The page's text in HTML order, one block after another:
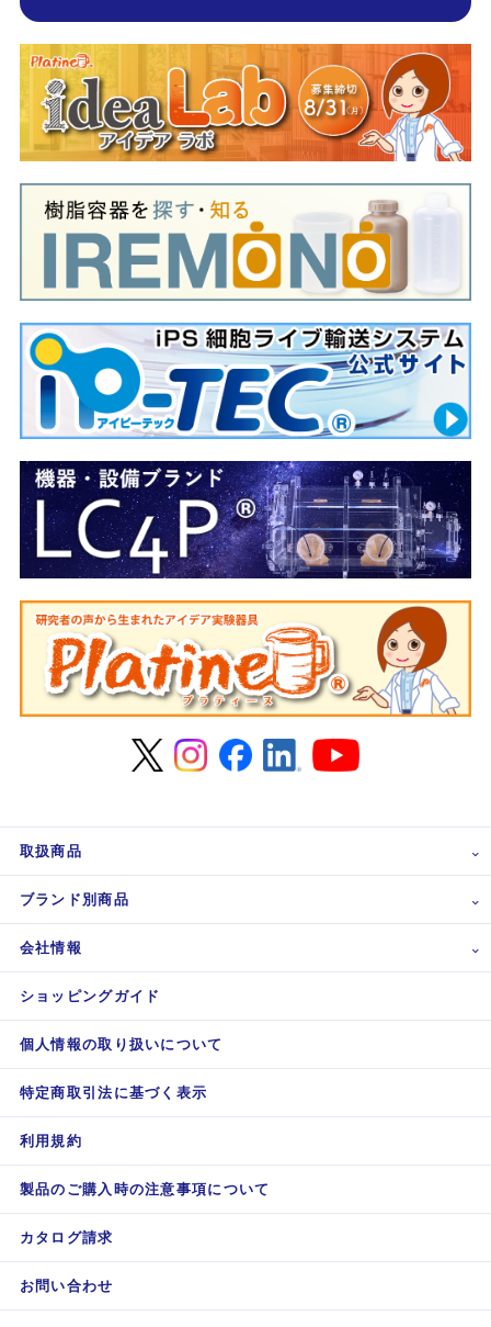
取扱商品
ブランド別商品
会社情報
ショッピングガイド
個人情報の取り扱いについて
特定商取引法に基づく表示
利用規約
製品のご購入時の注意事項について
カタログ請求
お問い合わせ